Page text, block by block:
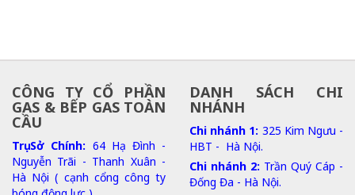
CÔNG TY CỔ PHẦN
GAS & BẾP GAS TOÀN
CẦU
Trụ Sở Chính: 64 Hạ Đình -
Nguyễn Trãi - Thanh Xuân -
Hà Nội ( cạnh cổng công ty
DANH SÁCH CHI
NHÁNH
Chi nhánh 1: 325 Kim Ngưu -
HBT - Hà Nội.
Chi nhánh 2: Trần Quý Cáp -
Đống Đa - Hà Nội.